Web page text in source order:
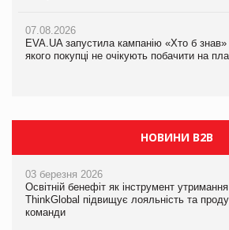
07.08.2026
EVA.UA запустила кампанію «Хто б знав»
якого покупці не очікують побачити на
07.08.2026
EVA.UA запустила кампанію «Хто б знав»
якого покупці не очікують побачити на
НОВИНИ B2B
03 березня 2026
Освітній бенефіт як інструмент
ThinkGlobal підвищує лояльність та
команди